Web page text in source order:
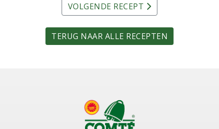
VOLGENDE RECEPT
TERUG NAAR ALLE RECEPTEN